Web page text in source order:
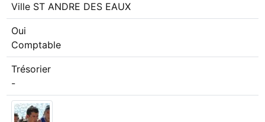
Ville ST ANDRE DES EAUX
Oui
Comptable
Trésorier
-